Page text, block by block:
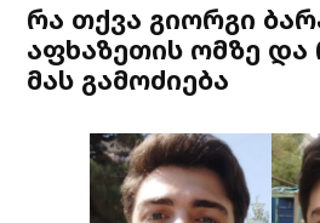
რა თქვა გიორგი
აფხაზეთის ომზე და
მას გამოძიება